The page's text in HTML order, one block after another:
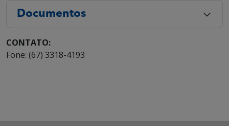
Documentos
CONTATO:
Fone: (67) 3318-4193